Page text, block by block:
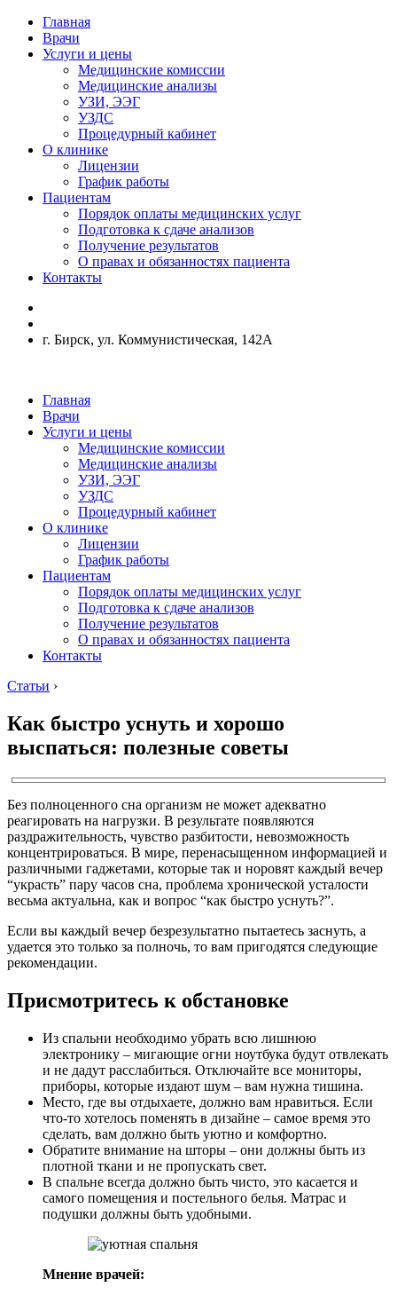
Главная
Врачи
Услуги и цены
Медицинские комиссии
Медицинские анализы
УЗИ, ЭЭГ
УЗДС
Процедурный кабинет
О клинике
Лицензии
График работы
Пациентам
Порядок оплаты медицинских услуг
Подготовка к сдаче анализов
Получение результатов
О правах и обязанностях пациента
Контакты
г. Бирск, ул. Коммунистическая, 142А
Главная
Врачи
Услуги и цены
Медицинские комиссии
Медицинские анализы
УЗИ, ЭЭГ
УЗДС
Процедурный кабинет
О клинике
Лицензии
График работы
Пациентам
Порядок оплаты медицинских услуг
Подготовка к сдаче анализов
Получение результатов
О правах и обязанностях пациента
Контакты
Статьи ›
Как быстро уснуть и хорошо
выспаться: полезные советы
Без полноценного сна организм не может адекватно
реагировать на нагрузки. В результате появляются
раздражительность, чувство разбитости, невозможность
концентрироваться. В мире, перенасыщенном информацией и
различными гаджетами, которые так и норовят каждый вечер
“украсть” пару часов сна, проблема хронической усталости
весьма актуальна, как и вопрос “как быстро уснуть?”.
Если вы каждый вечер безрезультатно пытаетесь заснуть, а
удается это только за полночь, то вам пригодятся следующие
рекомендации.
Присмотритесь к обстановке
Из спальни необходимо убрать всю лишнюю
электронику – мигающие огни ноутбука будут отвлекать
и не дадут расслабиться. Отключайте все мониторы,
приборы, которые издают шум – вам нужна тишина.
Место, где вы отдыхаете, должно вам нравиться. Если
что-то хотелось поменять в дизайне – самое время это
сделать, вам должно быть уютно и комфортно.
Обратите внимание на шторы – они должны быть из
плотной ткани и не пропускать свет.
В спальне всегда должно быть чисто, это касается и
самого помещения и постельного белья. Матрас и
подушки должны быть удобными.
Мнение врачей: